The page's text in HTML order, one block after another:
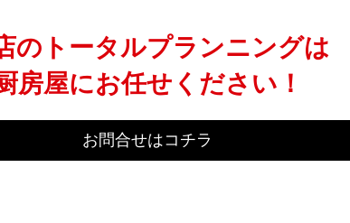
のトータルプランニングは
房屋にお任せください！
お問合せはコチラ